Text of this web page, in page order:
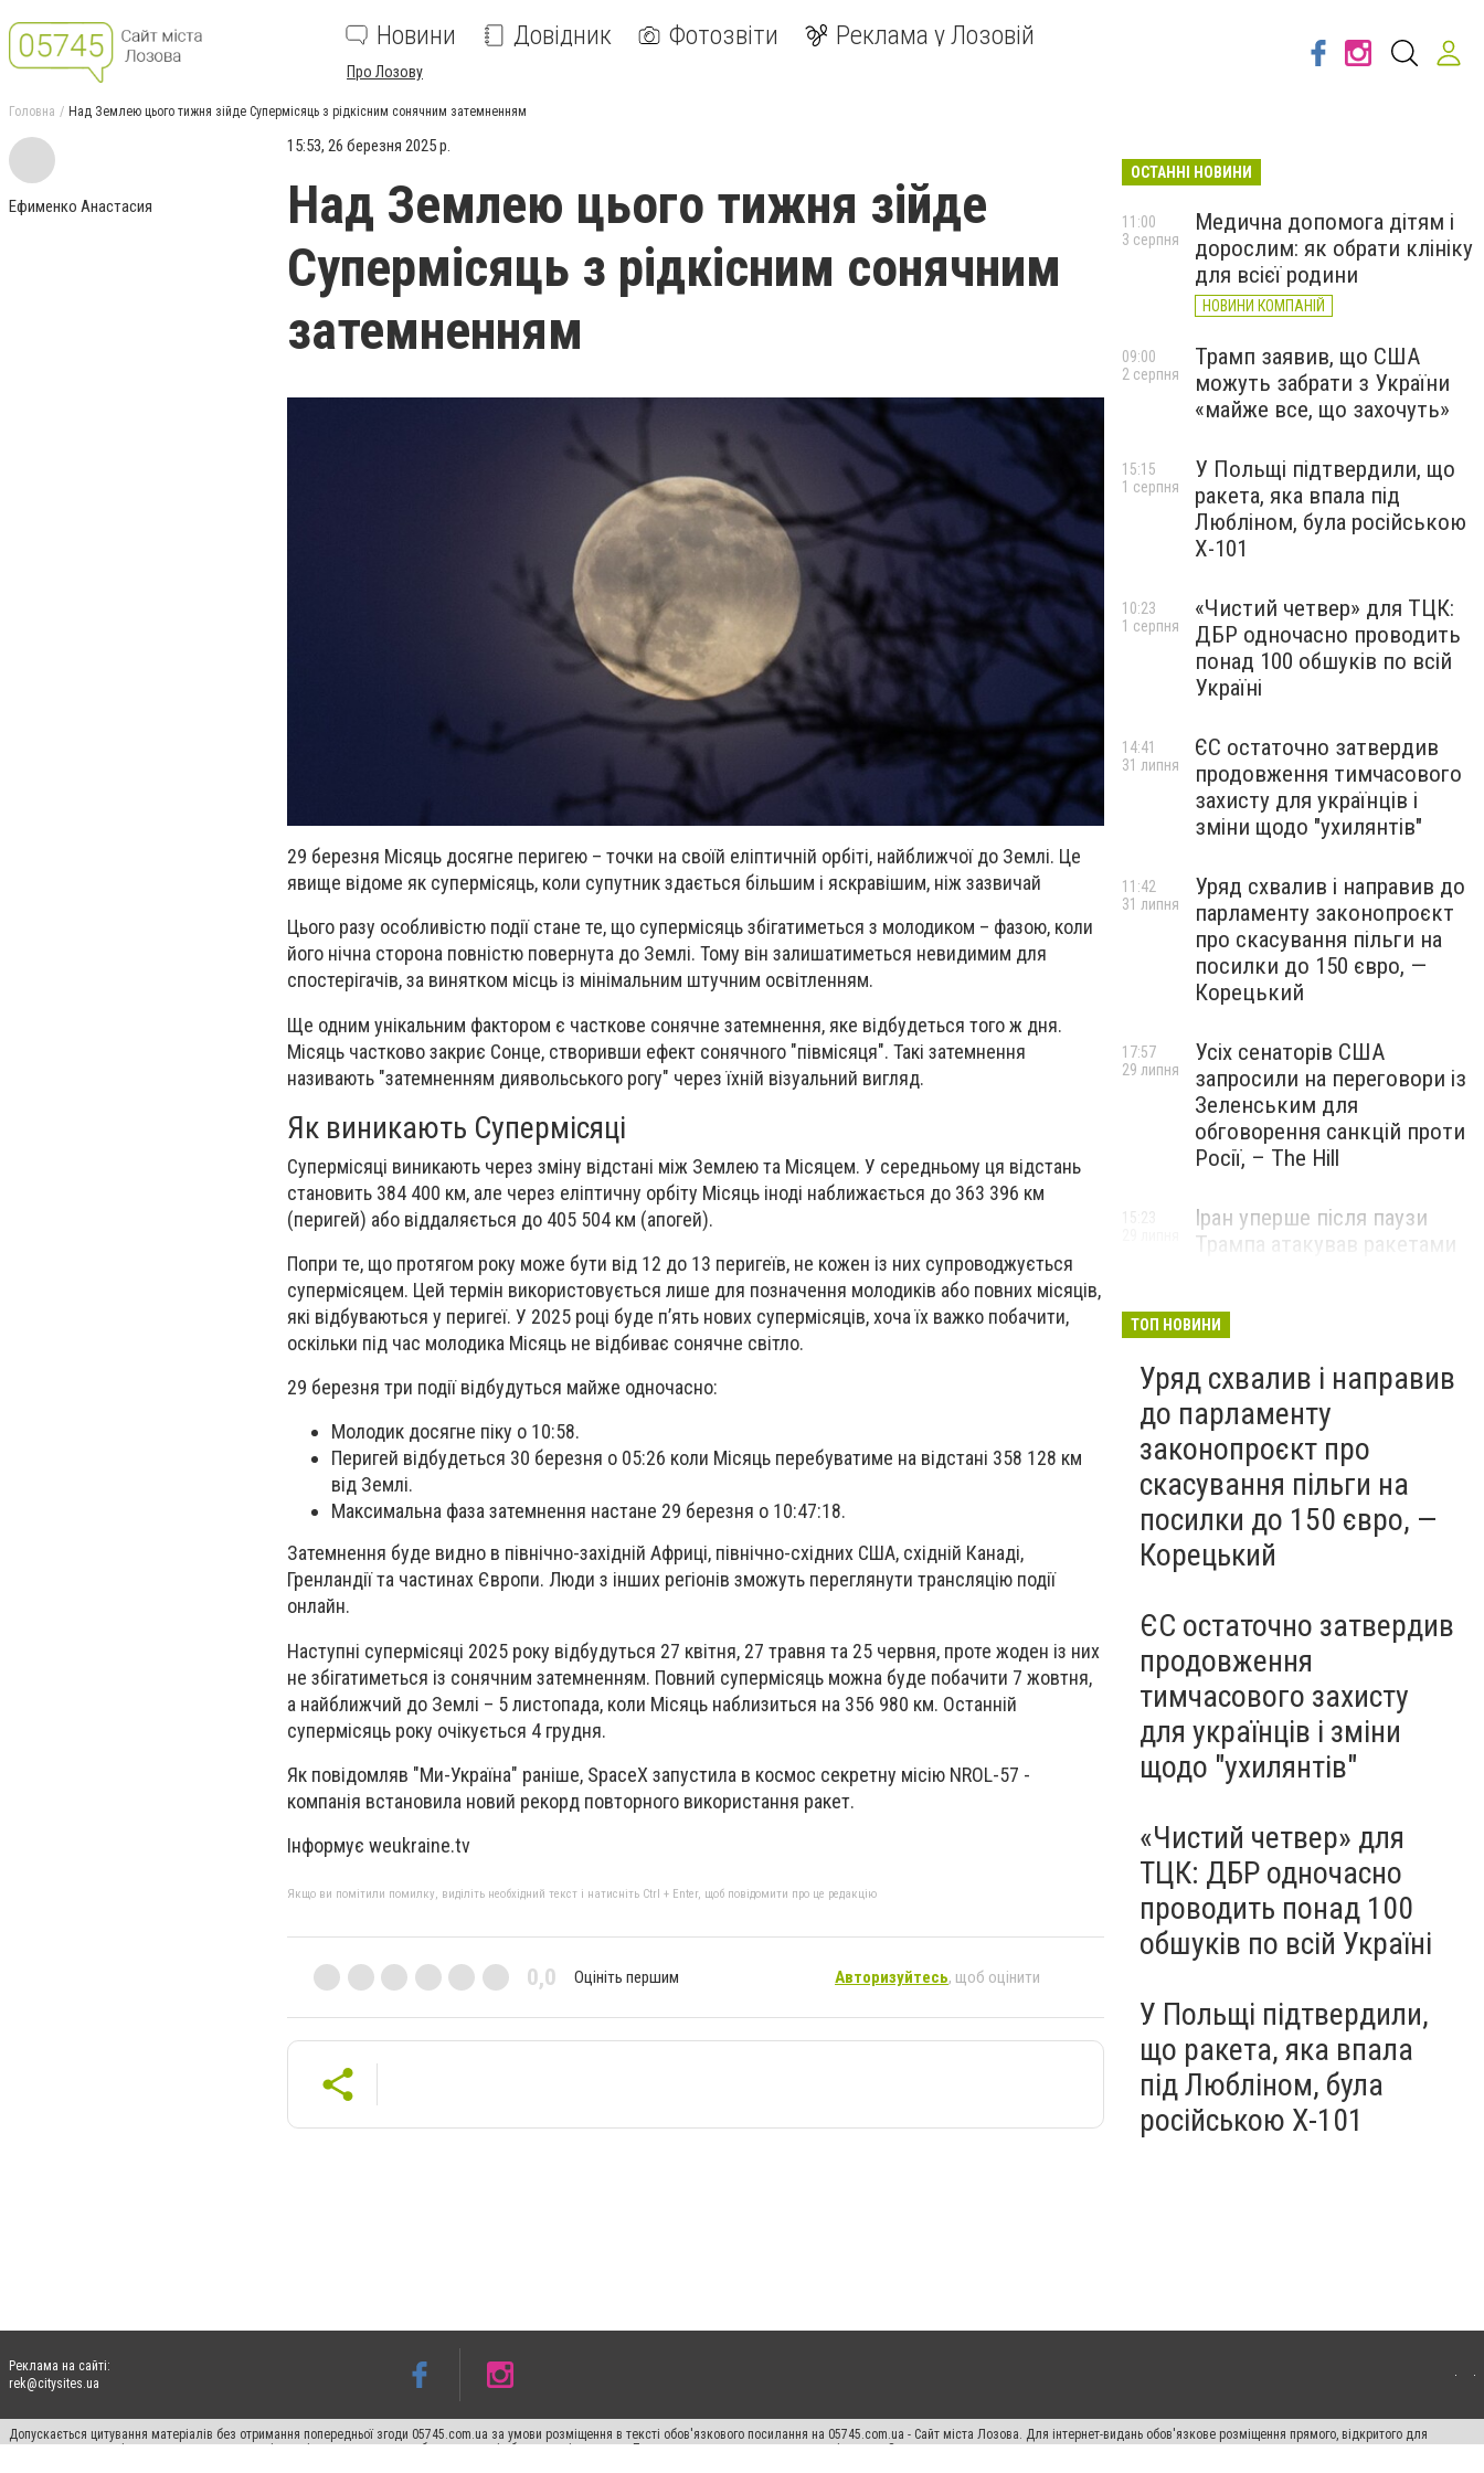
Новини Довідник Фотозвіти Реклама у Лозовій
Про Лозову
Головна Над Землею цього тижня зійде Супермісяць з рідкісним сонячним затемненням
Ефименко Анастасия
15:53, 26 березня 2025 р.
Над Землею цього тижня зійде
Супермісяць з рідкісним сонячним
затемненням
29 березня Місяць досягне перигею – точки на своїй еліптичній орбіті, найближчої до Землі. Це
явище відоме як супермісяць, коли супутник здається більшим і яскравішим, ніж зазвичай
Цього разу особливістю події стане те, що супермісяць збігатиметься з молодиком – фазою, коли
його нічна сторона повністю повернута до Землі. Тому він залишатиметься невидимим для
спостерігачів, за винятком місць із мінімальним штучним освітленням.
Ще одним унікальним фактором є часткове сонячне затемнення, яке відбудеться того ж дня.
Місяць частково закриє Сонце, створивши ефект сонячного "півмісяця". Такі затемнення
називають "затемненням диявольського рогу" через їхній візуальний вигляд.
Як виникають Супермісяці
Супермісяці виникають через зміну відстані між Землею та Місяцем. У середньому ця відстань
становить 384 400 км, але через еліптичну орбіту Місяць іноді наближається до 363 396 км
(перигей) або віддаляється до 405 504 км (апогей).
Попри те, що протягом року може бути від 12 до 13 перигеїв, не кожен із них супроводжується
супермісяцем. Цей термін використовується лише для позначення молодиків або повних місяців,
які відбуваються у перигеї. У 2025 році буде п’ять нових супермісяців, хоча їх важко побачити,
оскільки під час молодика Місяць не відбиває сонячне світло.
29 березня три події відбудуться майже одночасно:
Молодик досягне піку о 10:58.
Перигей відбудеться 30 березня о 05:26 коли Місяць перебуватиме на відстані 358 128 км
від Землі.
Максимальна фаза затемнення настане 29 березня о 10:47:18.
Затемнення буде видно в північно-західній Африці, північно-східних США, східній Канаді,
Гренландії та частинах Європи. Люди з інших регіонів зможуть переглянути трансляцію події
онлайн.
Наступні супермісяці 2025 року відбудуться 27 квітня, 27 травня та 25 червня, проте жоден із них
не збігатиметься із сонячним затемненням. Повний супермісяць можна буде побачити 7 жовтня,
а найближчий до Землі – 5 листопада, коли Місяць наблизиться на 356 980 км. Останній
супермісяць року очікується 4 грудня.
Як повідомляв "Ми-Україна" раніше, SpaceX запустила в космос секретну місію NROL-57 -
компанія встановила новий рекорд повторного використання ракет.
Інформує weukraine.tv
Якщо ви помітили помилку, виділіть необхідний текст і натисніть Ctrl + Enter, щоб повідомити про це редакцію
0,0 Оцініть першим Авторизуйтесь, щоб оцінити
ОСТАННІ НОВИНИ
Медична допомога дітям і
дорослим: як обрати клініку
для всієї родини
НОВИНИ КОМПАНІЙ
11:00
3 серпня
Трамп заявив, що США
можуть забрати з України
«майже все, що захочуть»
09:00
2 серпня
У Польщі підтвердили, що
ракета, яка впала під
Любліном, була російською
Х-101
15:15
1 серпня
«Чистий четвер» для ТЦК:
ДБР одночасно проводить
понад 100 обшуків по всій
Україні
10:23
1 серпня
ЄС остаточно затвердив
продовження тимчасового
захисту для українців і
зміни щодо "ухилянтів"
14:41
31 липня
Уряд схвалив і направив до
парламенту законопроєкт
про скасування пільги на
посилки до 150 євро, —
Корецький
11:42
31 липня
Усіх сенаторів США
запросили на переговори із
Зеленським для
обговорення санкцій проти
Росії, – The Hill
17:57
29 липня
Іран уперше після паузи
Трампа атакував ракетами
15:23
ТОП НОВИНИ
Уряд схвалив і направив
до парламенту
законопроєкт про
скасування пільги на
посилки до 150 євро, —
Корецький
ЄС остаточно затвердив
продовження
тимчасового захисту
для українців і зміни
щодо "ухилянтів"
«Чистий четвер» для
ТЦК: ДБР одночасно
проводить понад 100
обшуків по всій Україні
У Польщі підтвердили,
що ракета, яка впала
під Любліном, була
російською Х-101
Реклама на сайті:
rek@citysites.ua
Допускається цитування матеріалів без отримання попередньої згоди 05745.com.ua за умови розміщення в тексті обов'язкового посилання на 05745.com.ua - Сайт міста Лозова. Для інтернет-видань обов'язкове розміщення прямого, відкритого для
пошукових систем гіперпосилання на цитовані статті не нижче другого абзацу в тексті або в якості джерела. Порушення виняткових прав переслідується Законом.